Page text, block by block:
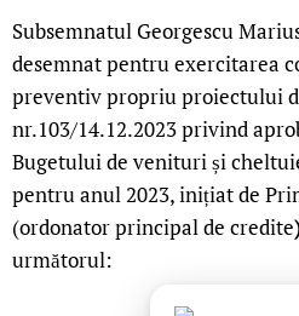
Subsemnatul Georgescu
desemnat pentru exercitarea
preventiv propriu proiectului
nr.103/14.12.2023 privind
Bugetului de venituri și
pentru anul 2023, inițiat de
(ordonator principal de credite
următorul: